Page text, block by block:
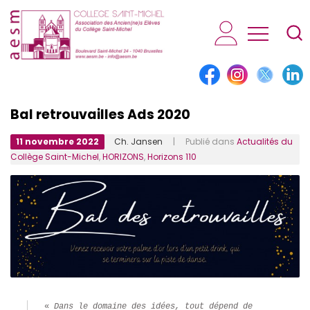
AESM...
Bal retrouvailles Ads 2020
11 novembre 2022 Ch. Jansen | Publié dans Actualités du
Collège Saint-Michel,HORIZONS,Horizons 110
« Dans le domaine des idées, tout dépend de